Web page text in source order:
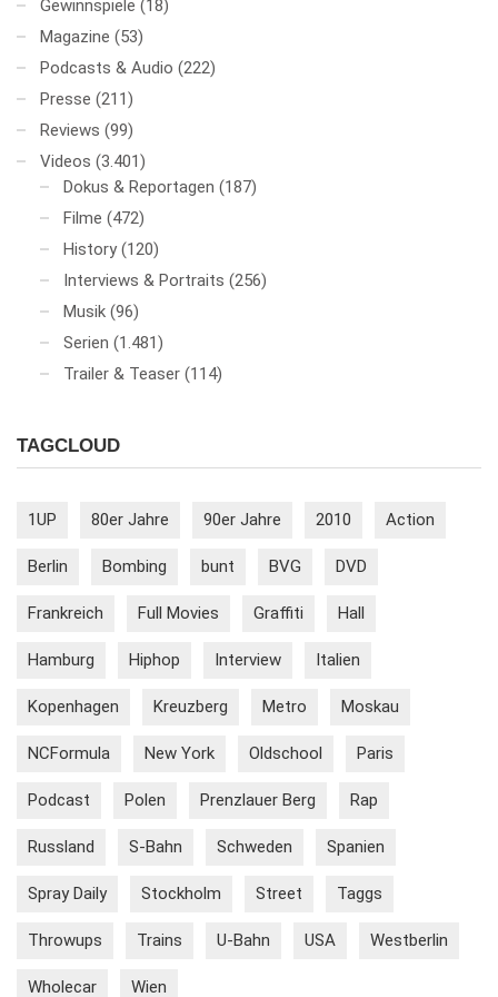
Gewinnspiele (18)
Magazine (53)
Podcasts & Audio (222)
Presse (211)
Reviews (99)
Videos (3.401)
Dokus & Reportagen (187)
Filme (472)
History (120)
Interviews & Portraits (256)
Musik (96)
Serien (1.481)
Trailer & Teaser (114)
TAGCLOUD
1UP 80er Jahre 90er Jahre 2010 Action
Berlin Bombing bunt BVG DVD
Frankreich Full Movies Graffiti Hall
Hamburg Hiphop Interview Italien
Kopenhagen Kreuzberg Metro Moskau
NCFormula New York Oldschool Paris
Podcast Polen Prenzlauer Berg Rap
Russland S-Bahn Schweden Spanien
Spray Daily Stockholm Street Taggs
Throwups Trains U-Bahn USA Westberlin
Wholecar Wien